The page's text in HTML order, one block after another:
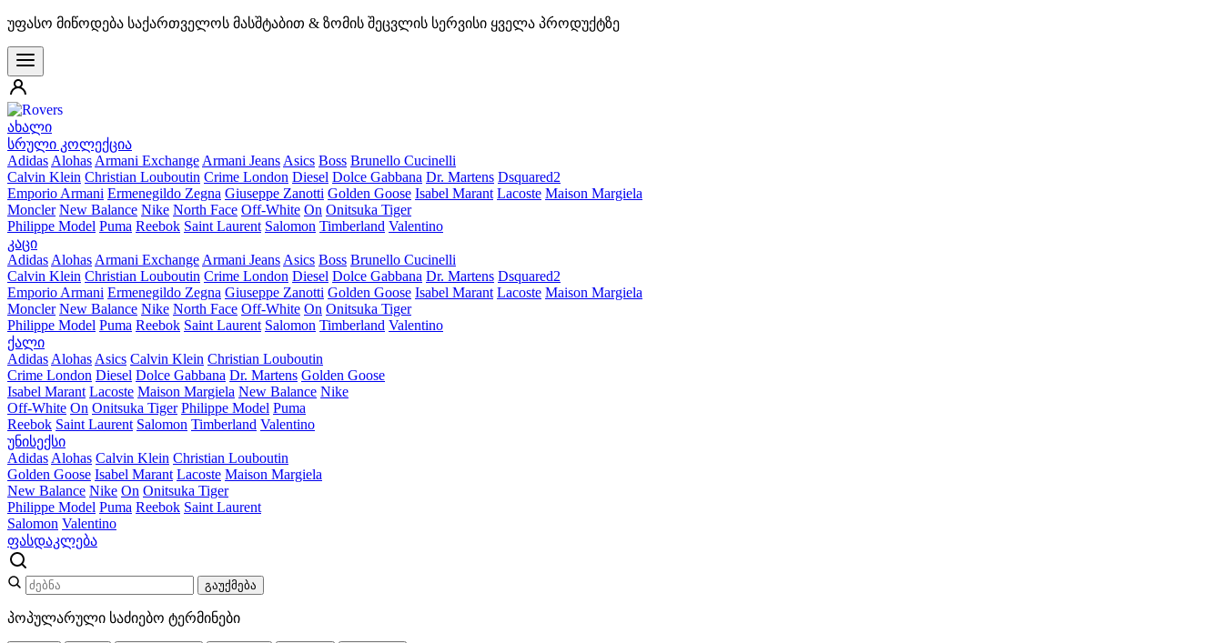
უფასო მიწოდება საქართველოს მასშტაბით & ზომის შეცვლის სერვისი ყველა პროდუქტზე
ახალი
სრული კოლექცია
Adidas Alohas Armani Exchange Armani Jeans Asics Boss Brunello Cucinelli
Calvin Klein Christian Louboutin Crime London Diesel Dolce Gabbana Dr. Martens Dsquared2
Emporio Armani Ermenegildo Zegna Giuseppe Zanotti Golden Goose Isabel Marant Lacoste Maison Margiela
Moncler New Balance Nike North Face Off-White On Onitsuka Tiger
Philippe Model Puma Reebok Saint Laurent Salomon Timberland Valentino
კაცი
Adidas Alohas Armani Exchange Armani Jeans Asics Boss Brunello Cucinelli
Calvin Klein Christian Louboutin Crime London Diesel Dolce Gabbana Dr. Martens Dsquared2
Emporio Armani Ermenegildo Zegna Giuseppe Zanotti Golden Goose Isabel Marant Lacoste Maison Margiela
Moncler New Balance Nike North Face Off-White On Onitsuka Tiger
Philippe Model Puma Reebok Saint Laurent Salomon Timberland Valentino
ქალი
Adidas Alohas Asics Calvin Klein Christian Louboutin
Crime London Diesel Dolce Gabbana Dr. Martens Golden Goose
Isabel Marant Lacoste Maison Margiela New Balance Nike
Off-White On Onitsuka Tiger Philippe Model Puma
Reebok Saint Laurent Salomon Timberland Valentino
უნისექსი
Adidas Alohas Calvin Klein Christian Louboutin
Golden Goose Isabel Marant Lacoste Maison Margiela
New Balance Nike On Onitsuka Tiger
Philippe Model Puma Reebok Saint Laurent
Salomon Valentino
ფასდაკლება
გაუქმება
პოპულარული საძიებო ტერმინები